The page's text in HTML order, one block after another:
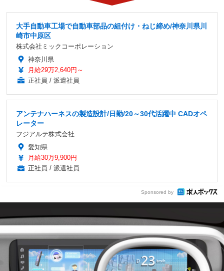
大手自動車工場で自動車部品の組付け・ねじ締め/神奈川県川
崎市中原区
株式会社ミックコーポレーション
神奈川県
月給29万2,640円～
正社員 / 派遣社員
アンテナハーネスの製造設計/日勤/20～30代活躍中 CADオペ
レーター
フジアルテ株式会社
愛知県
月給30万9,900円
正社員 / 派遣社員
Sponsored by